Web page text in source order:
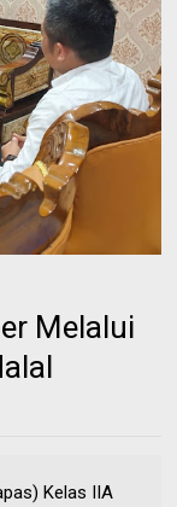
Melalui
Kelas IIA